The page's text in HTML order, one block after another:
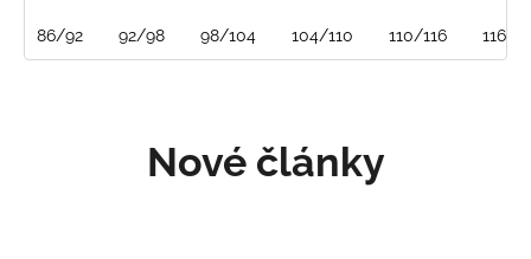
86/92 92/98 98/104 104/110 110/116 116/
Nové články